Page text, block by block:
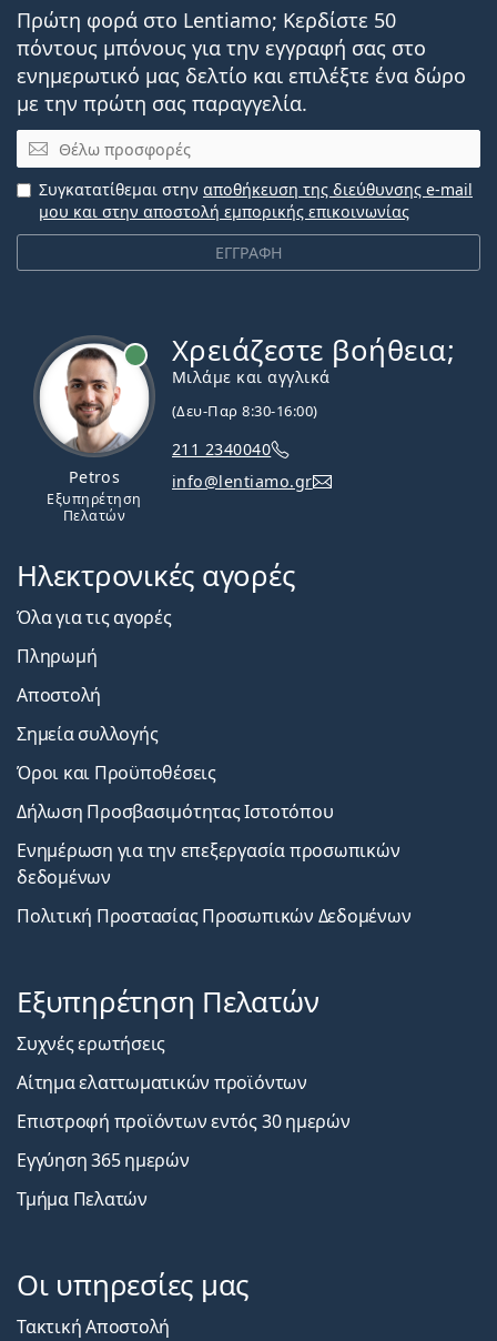
Πρώτη φορά στο Lentiamo; Κερδίστε 50
πόντους μπόνους για την εγγραφή σας στο
ενημερωτικό μας δελτίο και επιλέξτε ένα δώρο
με την πρώτη σας παραγγελία.
Email
ΕΓΓΡΑΦΗ
Συγκατατίθεμαι στην αποθήκευση της διεύθυνσης e-mail
μου και στην αποστολή εμπορικής επικοινωνίας
Petros
Εξυπηρέτηση
Πελατών
Χρειάζεστε βοήθεια;
Μιλάμε και αγγλικά
(Δευ-Παρ 8:30-16:00)
211 2340040
info@lentiamo.gr
Ηλεκτρονικές αγορές
Όλα για τις αγορές
Πληρωμή
Αποστολή
Σημεία συλλογής
Όροι και Προϋποθέσεις
Δήλωση Προσβασιμότητας Ιστοτόπου
Ενημέρωση για την επεξεργασία προσωπικών
δεδομένων
Πολιτική Προστασίας Προσωπικών Δεδομένων
Εξυπηρέτηση Πελατών
Συχνές ερωτήσεις
Αίτημα ελαττωματικών προϊόντων
Επιστροφή προϊόντων εντός 30 ημερών
Εγγύηση 365 ημερών
Τμήμα Πελατών
Οι υπηρεσίες μας
Τακτική Αποστολή